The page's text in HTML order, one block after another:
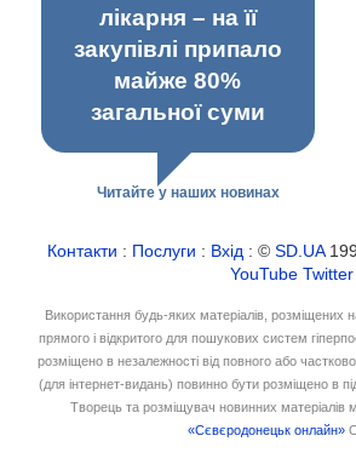
лікарня – на її
закупівлі припало
майже 80%
загальної суми
Читайте у наших новинах
Контакти : Послуги : Вхід : ©SD.UA
YouTube Twitter
Використання будь-яких матеріалів,
прямого і відкритого для пошукових систем
розміщено в незалежності від повного або
(для інтернет-видань) повинно бути розміщено в
Творець та розміщувач новинних матеріалів
«Сєвєродонецьк онлайн»